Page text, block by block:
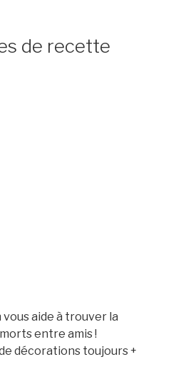
de recette
vous aide à trouver la
entre amis !
décorations toujours +